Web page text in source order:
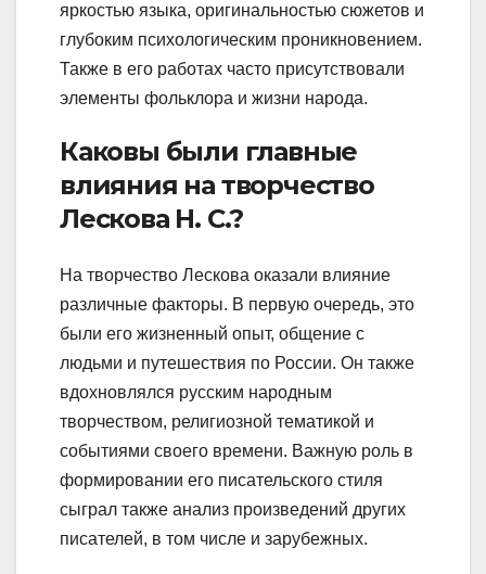
яркостью языка, оригинальностью сюжетов и
глубоким психологическим проникновением.
Также в его работах часто присутствовали
элементы фольклора и жизни народа.
Каковы были главные
влияния на творчество
Лескова Н. С.?
На творчество Лескова оказали влияние
различные факторы. В первую очередь, это
были его жизненный опыт, общение с
людьми и путешествия по России. Он также
вдохновлялся русским народным
творчеством, религиозной тематикой и
событиями своего времени. Важную роль в
формировании его писательского стиля
сыграл также анализ произведений других
писателей, в том числе и зарубежных.